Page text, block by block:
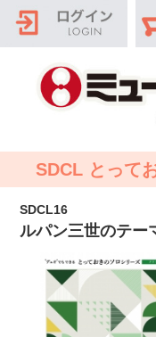
SDCL とって
SDCL16
ルパン三世のテー